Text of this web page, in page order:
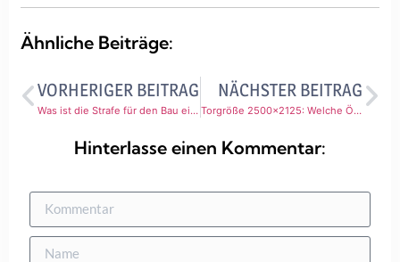
Ähnliche Beiträge:
VORHERIGER BEITRAG
Was ist die Strafe für den Bau eines Carport ohne Erklärung? Vorschriften und Konsequenzen
NÄCHSTER BEITRAG
Torgröße 2500×2125: Welche Öffnungsmaße sind notwendig?
Hinterlasse einen Kommentar: